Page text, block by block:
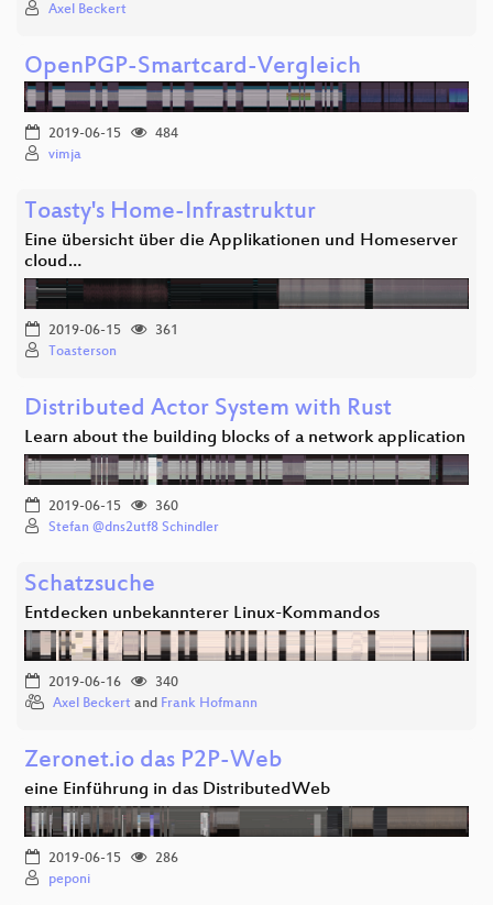
Axel Beckert
OpenPGP-Smartcard-Vergleich
2019-06-15
484
vimja
Toasty's Home-Infrastruktur
Eine übersicht über die Applikationen und Homeserver
cloud…
2019-06-15
361
Toasterson
Distributed Actor System with Rust
Learn about the building blocks of a network application
2019-06-15
360
Stefan @dns2utf8 Schindler
Schatzsuche
Entdecken unbekannterer Linux-Kommandos
2019-06-16
340
Axel Beckert and Frank Hofmann
Zeronet.io das P2P-Web
eine Einführung in das DistributedWeb
2019-06-15
286
peponi